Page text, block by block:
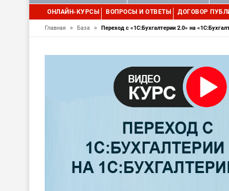
WEB, JAVA И ANDROID
ОНЛАЙН-КУРСЫ ВОПРОСЫ И ОТВЕТЫ ДОГОВОР
Главная » База » Переход с «1С:Бухгалтерии 2.0» на